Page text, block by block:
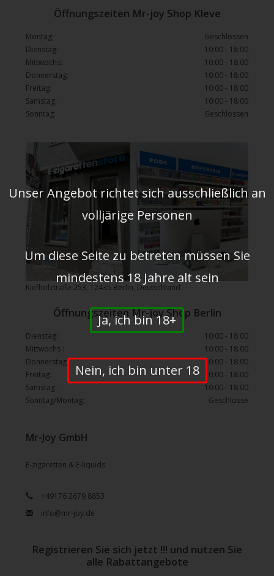
Mr-Joy GmbH
E-zigaretten & E-liquids
+49176 2679 8853
info@mr-joy.de
Kiefholztraße 253, 12435 Berlin, Deutschland
Öffnungszeiten Mr-joy Shop Kleve
Montag:
Geschlossen
Dienstag:
10:00 - 18:00
Mittwochs:
10:00 - 18:00
Donnerstag:
10:00 - 18:00
Freitag:
10:00 - 18:00
Samstag:
10:00 - 18:00
Sonntag:
Geschlossen
Öffnungszeiten Mr-joy Shop Berlin
Dienstag:
10:00 - 18:00
Mittwochs :
10:00 - 18:00
Donnerstag:
10:00 - 18:00
Freitag:
10:00 - 18:00
Samstag:
10:00 - 18:00
Sonntag/Montag:
Geschlosse
Registrieren Sie sich jetzt !!! und nutzen Sie
alle Rabattangebote
Unser Angebot richtet sich ausschließlich an
volljärige Personen
Um diese Seite zu betreten müssen Sie
mindestens 18 Jahre alt sein
Ja, ich bin 18+
Nein, ich bin unter 18